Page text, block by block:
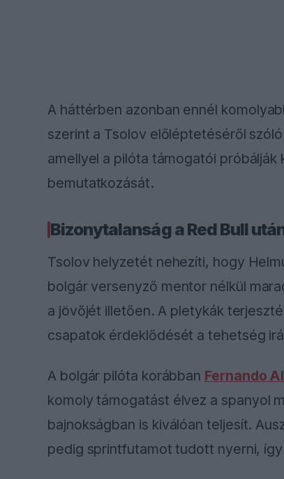
A háttérben azonban ennél
szerint a Tsolov előléptetéséről
amellyel a pilóta támogatói próbálják
bemutatkozását.
Bizonytalanság a Red Bull
Tsolov helyzetét nehezíti, hogy
bolgár versenyző mentor nélkül
a jövőjét illetően. A pletykák
csapatok érdeklődését a tehetség
A bolgár pilóta korábban Fernando
komoly támogatást élvez a spanyol
bajnokságban is kiválóan teljesít.
pedig sprintfutamot tudott nyerni,